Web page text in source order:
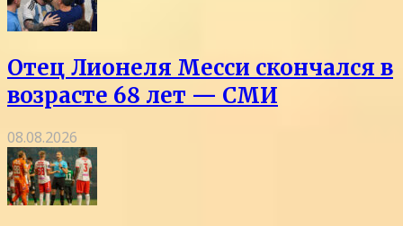
Отец Лионеля Месси скончался в
возрасте 68 лет — СМИ
08.08.2026